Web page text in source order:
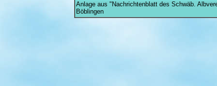
Anlage aus "Nachrichtenblatt des Schwäb.
Böblingen